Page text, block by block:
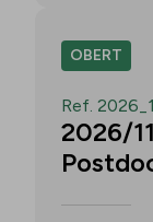
OBERT
Ref.
2026/